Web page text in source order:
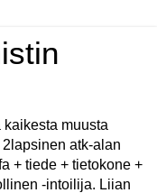
kaikesta muusta
atk-alan
+ tiede + tietokone +
-intoilija. Liian